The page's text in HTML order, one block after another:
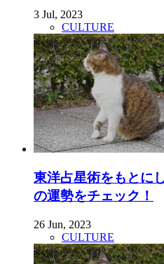
3 Jul, 2023
CULTURE
東洋占星術をもとに
の運勢をチェック！
26 Jun, 2023
CULTURE